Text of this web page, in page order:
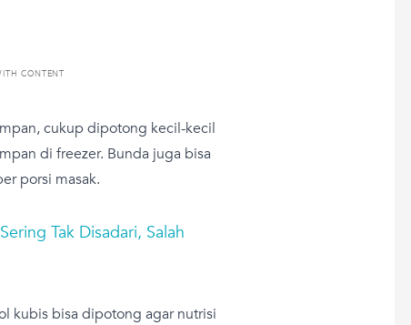
CONTENT
cukup dipotong kecil-kecil
di freezer. Bunda juga bisa
porsi masak.
Tak Disadari, Salah
kubis bisa dipotong agar nutrisi